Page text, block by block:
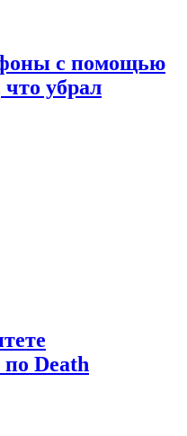
с помощью
убрал
Death